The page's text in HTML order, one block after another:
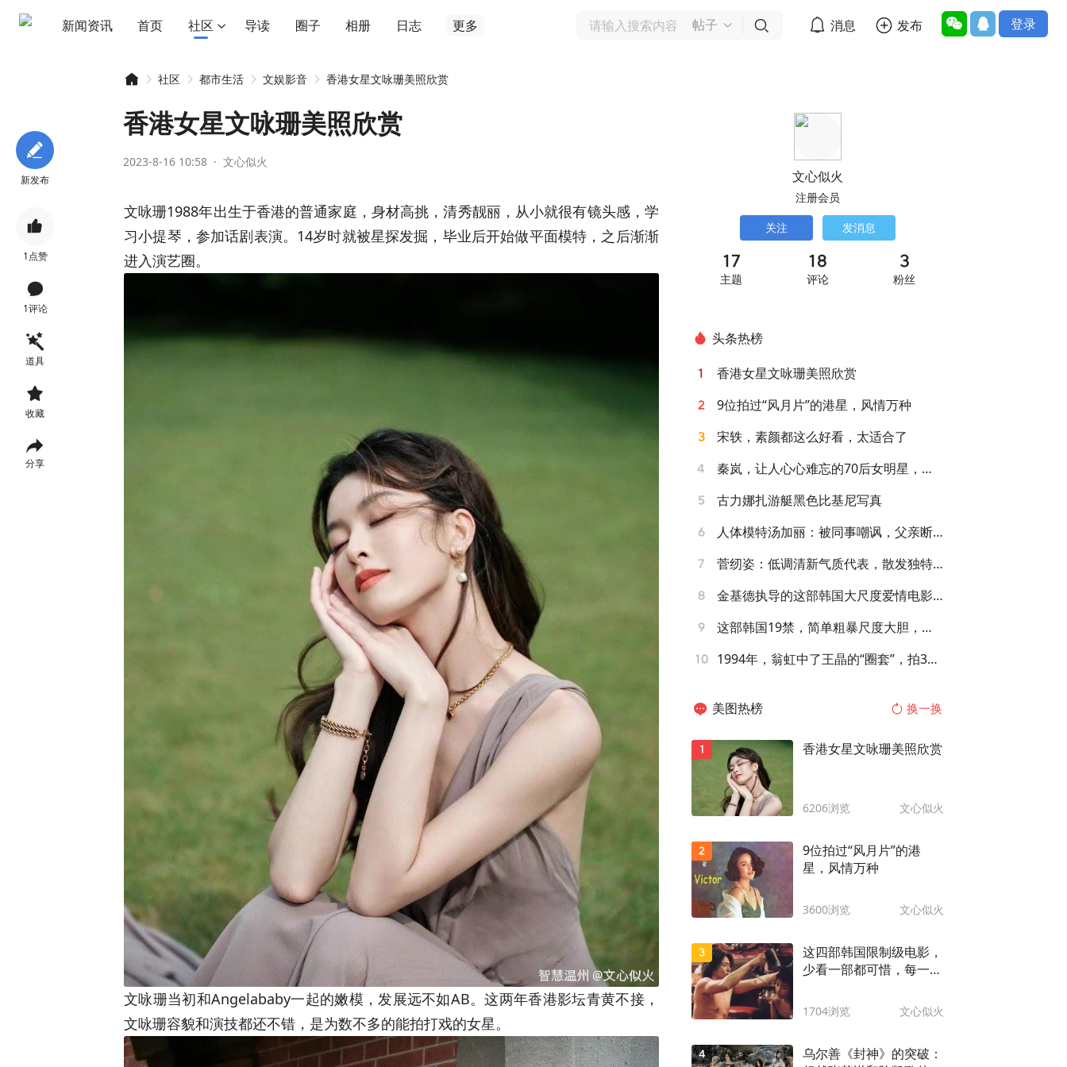
新闻资讯 首页 社区 导读 圈子 相册 日志 更多 帖子  消息 发布   登录
新发布

1点赞

1评论

道具

收藏

分享
智 »
社区
›
都市生活
›
文娱影音 香港女星文咏珊美照欣赏
香港女星文咏珊美照欣赏
2023-8-16 10:58 · 文心似火
文咏珊1988年出生于香港的普通家庭，身材高挑，清秀靓丽，从小就很有镜头感，学
习小提琴，参加话剧表演。14岁时就被星探发掘，毕业后开始做平面模特，之后渐渐
进入演艺圈。
文咏珊当初和Angelababy一起的嫩模，发展远不如AB。这两年香港影坛青黄不接，
文咏珊容貌和演技都还不错，是为数不多的能拍打戏的女星。
文心似火
注册会员
关注
发消息
17
主题
18
评论
3
粉丝
 头条热榜
1 香港女星文咏珊美照欣赏
2 9位拍过“风月片”的港星，风情万种
3 宋轶，素颜都这么好看，太适合了
4 秦岚，让人心心难忘的70后女明星，身材和穿搭让人好眼馋
5 古力娜扎游艇黑色比基尼写真
6 人体模特汤加丽：被同事嘲讽，父亲断交，丈夫离婚，但从不后悔
7 菅纫姿：低调清新气质代表，散发独特魅力令人心动！
8 金基德执导的这部韩国大尺度爱情电影，一位16岁的少女的遭遇
9 这部韩国19禁，简单粗暴尺度大胆，可不是变态那么简单
10 1994年，翁虹中了王晶的“圈套”，拍3部大尺度电影，和家人决裂
 美图热榜  换一换
1 香港女星文咏珊美照欣赏
6206浏览 文心似火
2
9位拍过“风月片”的港
星，风情万种
3600浏览 文心似火
3
这四部韩国限制级电影，
少看一部都可惜，每一部
1704浏览 文心似火
4
乌尔善《封神》的突破：